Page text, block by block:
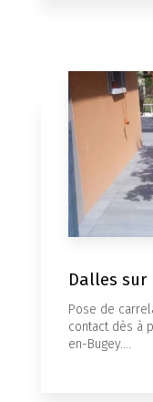
Dalles
Pose de
contact dès à
en-Bugey....